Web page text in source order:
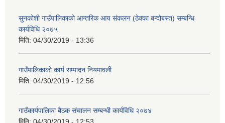
सुनकोशी गाउँपालिकाको आन्तरिक आय संकलन (ठेक्का बन्दोबस्त) सम्बन्धि
कार्यविधि २०७५
मिति: 04/30/2019 - 13:36
गाउँपालिकाको कार्य सम्पादन नियमावली
मिति: 04/30/2019 - 12:56
गाउँकार्यपालिका बैठक संचालन सम्बन्धी कार्यविधि २०७४